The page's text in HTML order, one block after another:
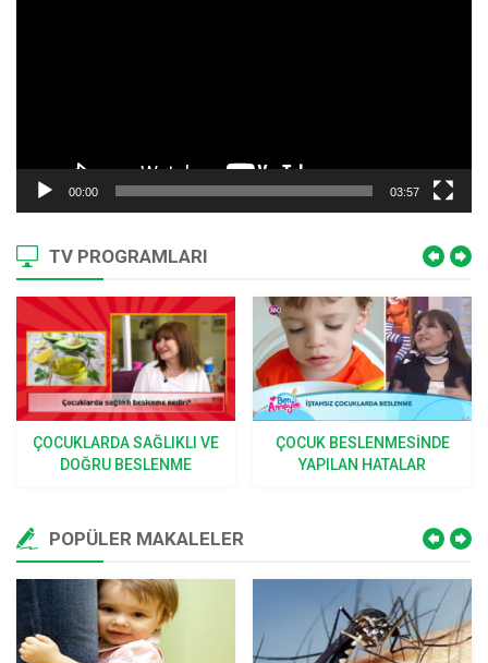
00:00 03:57
TV PROGRAMLARI
ÇOCUKLARDA SAĞLIKLI VE
DOĞRU BESLENME
ÇOCUK BESLENMESINDE
YAPILAN HATALAR
POPÜLER MAKALELER